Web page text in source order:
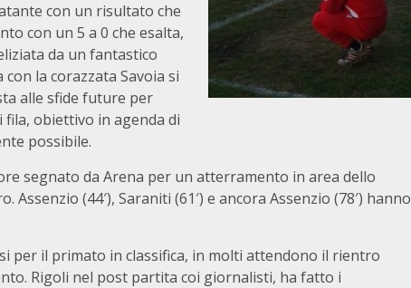
con un risultato che
con un 5 a 0 che esalta,
da un fantastico
la corazzata Savoia si
alle sfide future per
obiettivo in agenda di
possibile.
segnato da Arena per un atterramento in area dello
(44′), Saraniti (61′) e ancora Assenzio (78′) hanno
per il primato in classifica, in molti attendono il rientro
Rigoli nel post partita coi giornalisti, ha fatto i